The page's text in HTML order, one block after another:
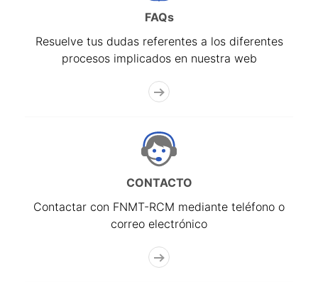
FAQs
Resuelve tus dudas referentes a los diferentes
procesos implicados en nuestra web
CONTACTO
Contactar con FNMT-RCM mediante teléfono o
correo electrónico